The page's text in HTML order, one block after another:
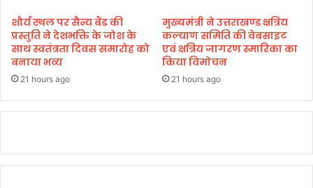
नी
यः
डॉ
त्रि
पा
शौर्य स्थल पर सैन्य बैंड की
प्रस्तुति ने देशभक्ति के जोश के
साथ स्वतंत्रता दिवस समारोह को
बनाया भव्य
21 hours ago
मुख्यमंत्री ने उत्तराखण्ड क्षत्रिय
कल्याण समिति की वेबसाइट
एवं क्षत्रिय जागरण स्मारिका का
किया विमोचन
21 hours ago